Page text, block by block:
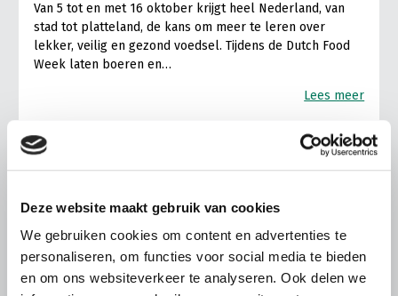
Deze website maakt gebruik van cookies
We gebruiken cookies om content en advertenties te
personaliseren, om functies voor social media te bieden
en om ons websiteverkeer te analyseren. Ook delen we
Van 5 tot en met 16 oktober krijgt heel Nederland, van
stad tot platteland, de kans om meer te leren over
lekker, veilig en gezond voedsel. Tijdens de Dutch Food
Week laten boeren en…
Lees meer